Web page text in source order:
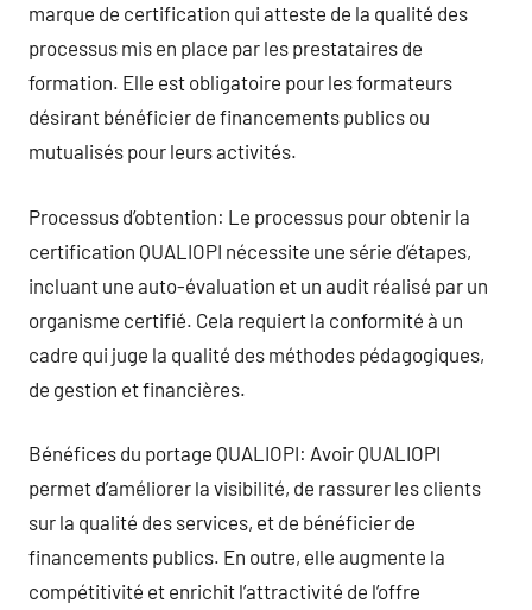
marque de certification qui atteste de la qualité des
processus mis en place par les prestataires de
formation. Elle est obligatoire pour les formateurs
désirant bénéficier de financements publics ou
mutualisés pour leurs activités.
Processus d’obtention: Le processus pour obtenir la
certification QUALIOPI nécessite une série d’étapes,
incluant une auto-évaluation et un audit réalisé par un
organisme certifié. Cela requiert la conformité à un
cadre qui juge la qualité des méthodes pédagogiques,
de gestion et financières.
Bénéfices du portage QUALIOPI: Avoir QUALIOPI
permet d’améliorer la visibilité, de rassurer les clients
sur la qualité des services, et de bénéficier de
financements publics. En outre, elle augmente la
compétitivité et enrichit l’attractivité de l’offre